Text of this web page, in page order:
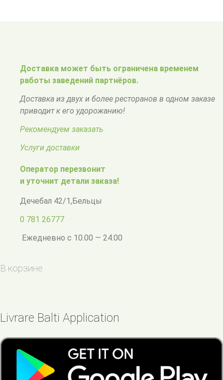
Доставка может быть ограничена временем
работы заведений партнёров.
Доставка из двух и более ресторанов в одном заказе
приводит к его удорожанию!
Рекомендуем заказать
Услуги доставки
Оператор перезвонит
и уточнит детали заказа!
Дечебал 42/1,Бельцы
0 781 26777
Ежедневно с 10.00 — 24.00
В корзине
Livrare Balti Application